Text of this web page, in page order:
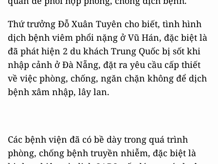
Thứ trưởng Đỗ Xuân Tuyên cho biết, tình hình
dịch bệnh viêm phổi nặng ở Vũ Hán, đặc biệt là
đã phát hiện 2 du khách Trung Quốc bị sốt khi
nhập cảnh ở Đà Nẵng, đặt ra yêu cầu cấp thiết
về việc phòng, chống, ngăn chặn không để dịch
bệnh xâm nhập, lây lan.
Các bệnh viện đã có bề dày trong quá trình
phòng, chống bệnh truyền nhiễm, đặc biệt là